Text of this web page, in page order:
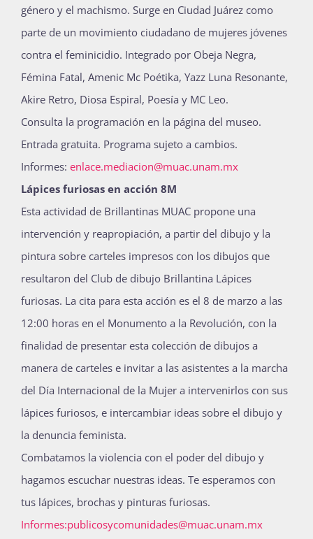
género y el machismo. Surge en Ciudad Juárez como
parte de un movimiento ciudadano de mujeres jóvenes
contra el feminicidio. Integrado por Obeja Negra,
Fémina Fatal, Amenic Mc Poétika, Yazz Luna Resonante,
Akire Retro, Diosa Espiral, Poesía y MC Leo.
Consulta la programación en la página del museo.
Entrada gratuita. Programa sujeto a cambios.
Informes: enlace.mediacion@muac.unam.mx
Lápices furiosas en acción 8M
Esta actividad de Brillantinas MUAC propone una
intervención y reapropiación, a partir del dibujo y la
pintura sobre carteles impresos con los dibujos que
resultaron del Club de dibujo Brillantina Lápices
furiosas. La cita para esta acción es el 8 de marzo a las
12:00 horas en el Monumento a la Revolución, con la
finalidad de presentar esta colección de dibujos a
manera de carteles e invitar a las asistentes a la marcha
del Día Internacional de la Mujer a intervenirlos con sus
lápices furiosos, e intercambiar ideas sobre el dibujo y
la denuncia feminista.
Combatamos la violencia con el poder del dibujo y
hagamos escuchar nuestras ideas. Te esperamos con
tus lápices, brochas y pinturas furiosas.
Informes:publicosycomunidades@muac.unam.mx